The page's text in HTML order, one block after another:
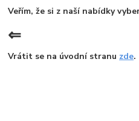
Veřím, že si z naší nabídky
⇐
Vrátit se na úvodní stranu zde.